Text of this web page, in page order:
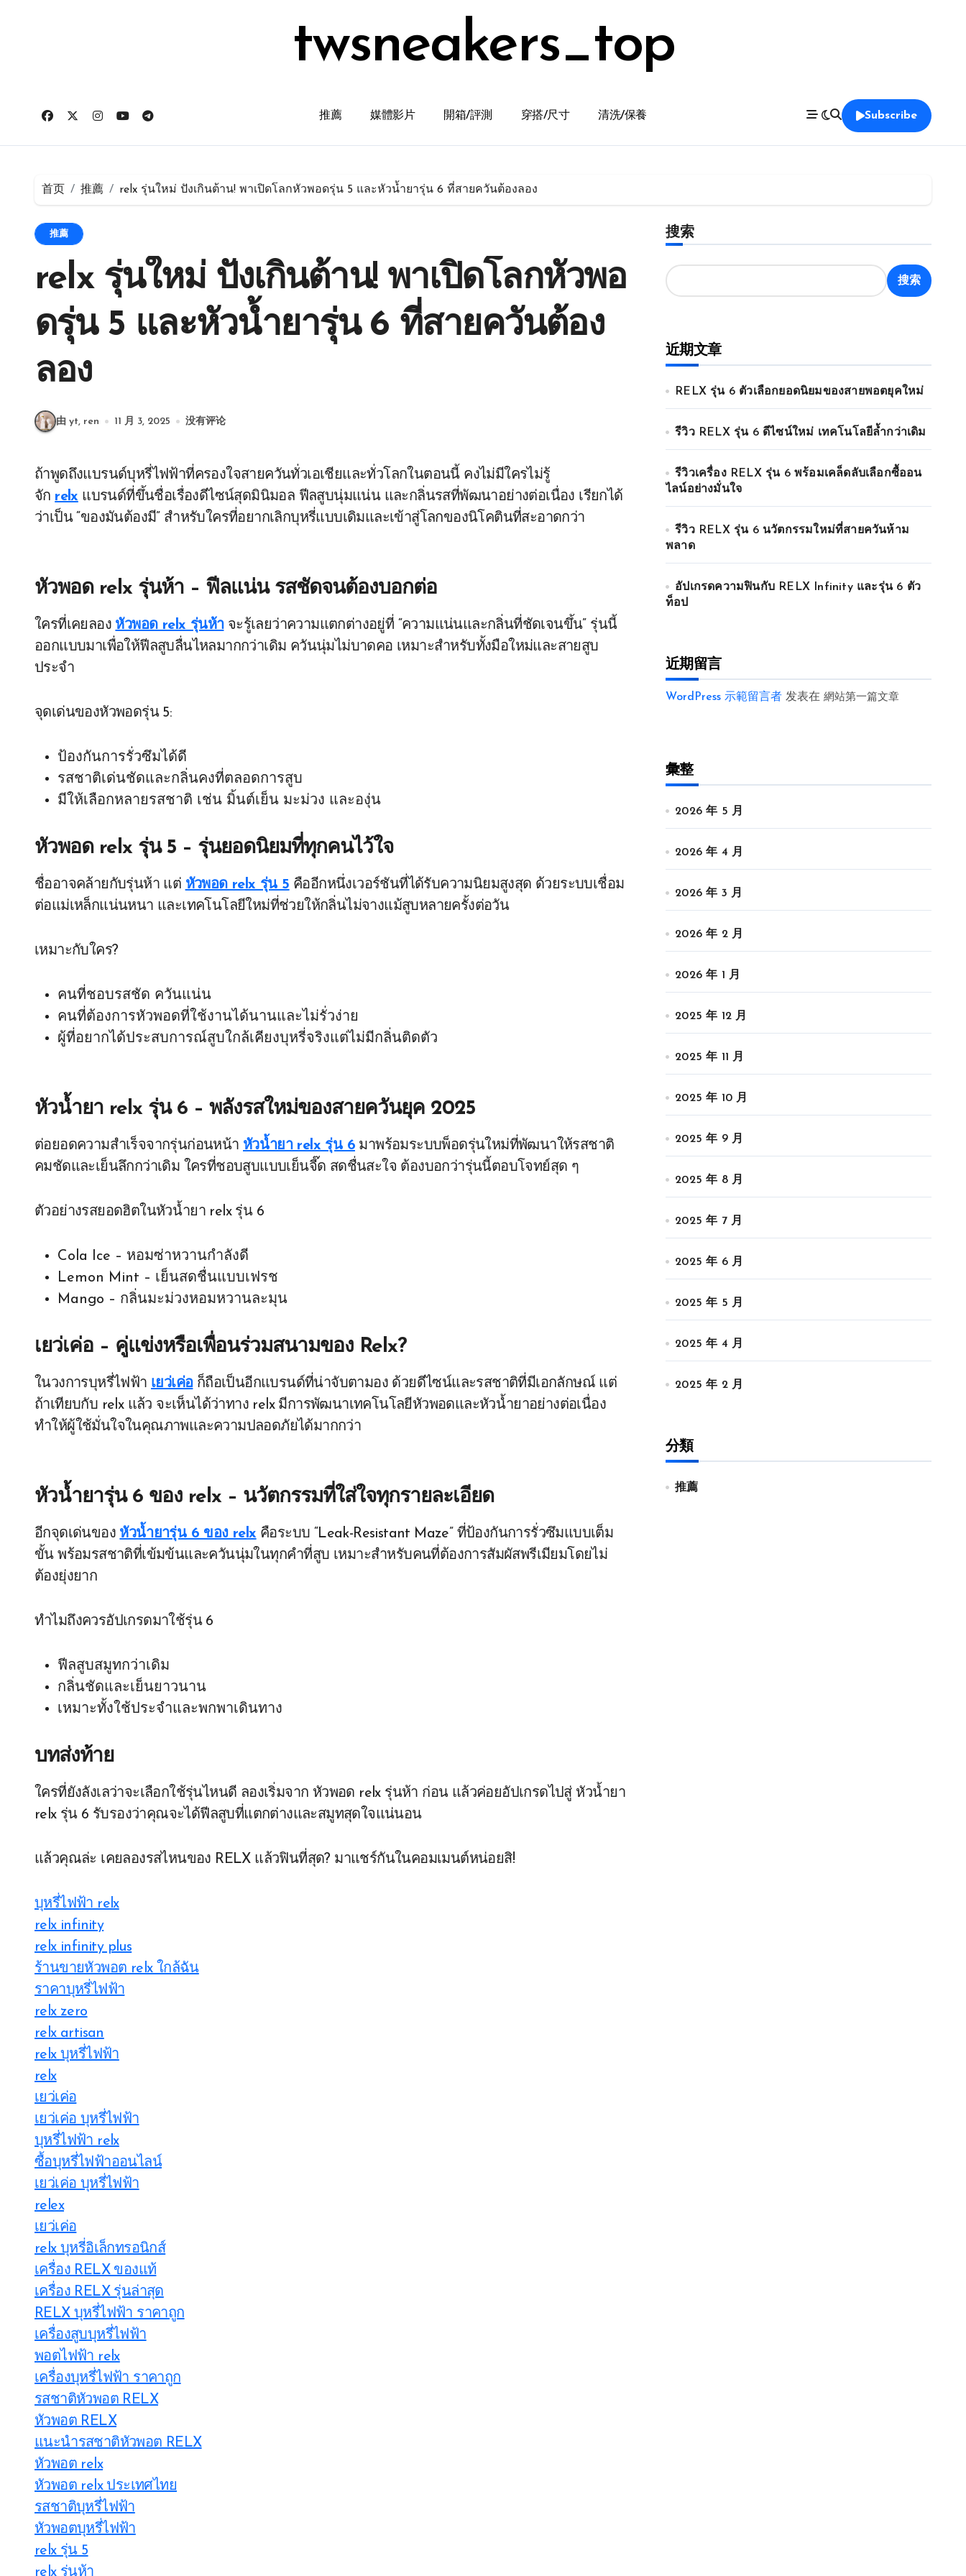
twsneakers_top
推薦 媒體影片 開箱/評測 穿搭/尺寸 清洗/保養 Subscribe
首页 推薦 relx รุ่นใหม่ ปังเกินต้าน! พาเปิดโลกหัวพอดรุ่น 5 และหัวน้ำยารุ่น 6 ที่สายควันต้องลอง
推薦
relx รุ่นใหม่ ปังเกินต้าน! พาเปิดโลกหัวพอ
ดรุ่น 5 และหัวน้ำยารุ่น 6 ที่สายควันต้อง
ลอง
由 yt, ren 11 月 3, 2025 没有评论
ถ้าพูดถึงแบรนด์บุหรี่ไฟฟ้าที่ครองใจสายควันทั่วเอเชียและทั่วโลกในตอนนี้ คงไม่มีใครไม่รู้
จัก relx แบรนด์ที่ขึ้นชื่อเรื่องดีไซน์สุดมินิมอล ฟีลสูบนุ่มแน่น และกลิ่นรสที่พัฒนาอย่างต่อเนื่อง เรียกได้
ว่าเป็น “ของมันต้องมี” สำหรับใครที่อยากเลิกบุหรี่แบบเดิมและเข้าสู่โลกของนิโคตินที่สะอาดกว่า
หัวพอด relx รุ่นห้า – ฟีลแน่น รสชัดจนต้องบอกต่อ
ใครที่เคยลอง หัวพอด relx รุ่นห้าจะรู้เลยว่าความแตกต่างอยู่ที่ “ความแน่นและกลิ่นที่ชัดเจนขึ้น” รุ่นนี้
ออกแบบมาเพื่อให้ฟีลสูบลื่นไหลมากกว่าเดิม ควันนุ่มไม่บาดคอ เหมาะสำหรับทั้งมือใหม่และสายสูบ
ประจำ
จุดเด่นของหัวพอดรุ่น 5:
ป้องกันการรั่วซึมได้ดี
รสชาติเด่นชัดและกลิ่นคงที่ตลอดการสูบ
มีให้เลือกหลายรสชาติ เช่น มิ้นต์เย็น มะม่วง และองุ่น
หัวพอด relx รุ่น 5 – รุ่นยอดนิยมที่ทุกคนไว้ใจ
ชื่ออาจคล้ายกับรุ่นห้า แต่ หัวพอด relx รุ่น 5 คืออีกหนึ่งเวอร์ชันที่ได้รับความนิยมสูงสุด ด้วยระบบเชื่อม
ต่อแม่เหล็กแน่นหนา และเทคโนโลยีใหม่ที่ช่วยให้กลิ่นไม่จางแม้สูบหลายครั้งต่อวัน
เหมาะกับใคร?
คนที่ชอบรสชัด ควันแน่น
คนที่ต้องการหัวพอดที่ใช้งานได้นานและไม่รั่วง่าย
ผู้ที่อยากได้ประสบการณ์สูบใกล้เคียงบุหรี่จริงแต่ไม่มีกลิ่นติดตัว
หัวน้ำยา relx รุ่น 6 – พลังรสใหม่ของสายควันยุค 2025
ต่อยอดความสำเร็จจากรุ่นก่อนหน้า หัวน้ำยา relx รุ่น 6 มาพร้อมระบบพ็อดรุ่นใหม่ที่พัฒนาให้รสชาติ
คมชัดและเย็นลึกกว่าเดิม ใครที่ชอบสูบแบบเย็นจี๊ด สดชื่นสะใจ ต้องบอกว่ารุ่นนี้ตอบโจทย์สุด ๆ
ตัวอย่างรสยอดฮิตในหัวน้ำยา relx รุ่น 6
Cola Ice – หอมซ่าหวานกำลังดี
Lemon Mint – เย็นสดชื่นแบบเฟรช
Mango – กลิ่นมะม่วงหอมหวานละมุน
เยว่เค่อ – คู่แข่งหรือเพื่อนร่วมสนามของ Relx?
ในวงการบุหรี่ไฟฟ้า เยว่เค่อ ก็ถือเป็นอีกแบรนด์ที่น่าจับตามอง ด้วยดีไซน์และรสชาติที่มีเอกลักษณ์ แต่
ถ้าเทียบกับ relx แล้ว จะเห็นได้ว่าทาง relx มีการพัฒนาเทคโนโลยีหัวพอดและหัวน้ำยาอย่างต่อเนื่อง
ทำให้ผู้ใช้มั่นใจในคุณภาพและความปลอดภัยได้มากกว่า
หัวน้ำยารุ่น 6 ของ relx – นวัตกรรมที่ใส่ใจทุกรายละเอียด
อีกจุดเด่นของ หัวน้ำยารุ่น 6 ของ relx คือระบบ “Leak-Resistant Maze” ที่ป้องกันการรั่วซึมแบบเต็ม
ขั้น พร้อมรสชาติที่เข้มข้นและควันนุ่มในทุกคำที่สูบ เหมาะสำหรับคนที่ต้องการสัมผัสพรีเมียมโดยไม่
ต้องยุ่งยาก
ทำไมถึงควรอัปเกรดมาใช้รุ่น 6
ฟีลสูบสมูทกว่าเดิม
กลิ่นชัดและเย็นยาวนาน
เหมาะทั้งใช้ประจำและพกพาเดินทาง
บทส่งท้าย
ใครที่ยังลังเลว่าจะเลือกใช้รุ่นไหนดี ลองเริ่มจาก หัวพอด relx รุ่นห้า ก่อน แล้วค่อยอัปเกรดไปสู่ หัวน้ำยา
relx รุ่น 6 รับรองว่าคุณจะได้ฟีลสูบที่แตกต่างและสมูทสุดใจแน่นอน
แล้วคุณล่ะ เคยลองรสไหนของ RELX แล้วฟินที่สุด? มาแชร์กันในคอมเมนต์หน่อยสิ!
บุหรี่ไฟฟ้า relx
relx infinity
relx infinity plus
ร้านขายหัวพอต relx ใกล้ฉัน
ราคาบุหรี่ไฟฟ้า
relx zero
relx artisan
relx บุหรี่ไฟฟ้า
relx
เยว่เค่อ
เยว่เค่อ บุหรี่ไฟฟ้า
บุหรี่ไฟฟ้า relx
ซื้อบุหรี่ไฟฟ้าออนไลน์
เยว่เค่อ บุหรี่ไฟฟ้า
relex
เยว่เค่อ
relx บุหรี่อิเล็กทรอนิกส์
เครื่อง RELX ของแท้
เครื่อง RELX รุ่นล่าสุด
RELX บุหรี่ไฟฟ้า ราคาถูก
เครื่องสูบบุหรี่ไฟฟ้า
พอตไฟฟ้า relx
เครื่องบุหรี่ไฟฟ้า ราคาถูก
รสชาติหัวพอต RELX
หัวพอต RELX
แนะนำรสชาติหัวพอต RELX
หัวพอต relx
หัวพอต relx ประเทศไทย
รสชาติบุหรี่ไฟฟ้า
หัวพอตบุหรี่ไฟฟ้า
relx รุ่น 5
relx รุ่นห้า
搜索
搜索
近期文章
RELX รุ่น 6 ตัวเลือกยอดนิยมของสายพอตยุคใหม่
รีวิว RELX รุ่น 6 ดีไซน์ใหม่ เทคโนโลยีล้ำกว่าเดิม
รีวิวเครื่อง RELX รุ่น 6 พร้อมเคล็ดลับเลือกซื้ออน
ไลน์อย่างมั่นใจ
รีวิว RELX รุ่น 6 นวัตกรรมใหม่ที่สายควันห้าม
พลาด
อัปเกรดความฟินกับ RELX Infinity และรุ่น 6 ตัว
ท็อป
近期留言
WordPress 示範留言者 发表在 網站第一篇文章
彙整
2026 年 5 月
2026 年 4 月
2026 年 3 月
2026 年 2 月
2026 年 1 月
2025 年 12 月
2025 年 11 月
2025 年 10 月
2025 年 9 月
2025 年 8 月
2025 年 7 月
2025 年 6 月
2025 年 5 月
2025 年 4 月
2025 年 2 月
分類
推薦